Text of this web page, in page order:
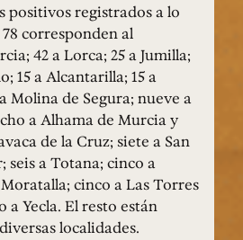
positivos registrados a lo
corresponden al
42 a Lorca; 25 a Jumilla;
15 a Alcantarilla; 15 a
Molina de Segura; nueve a
a Alhama de Murcia y
de la Cruz; siete a San
seis a Totana; cinco a
cinco a Las Torres
a Yecla. El resto están
localidades.